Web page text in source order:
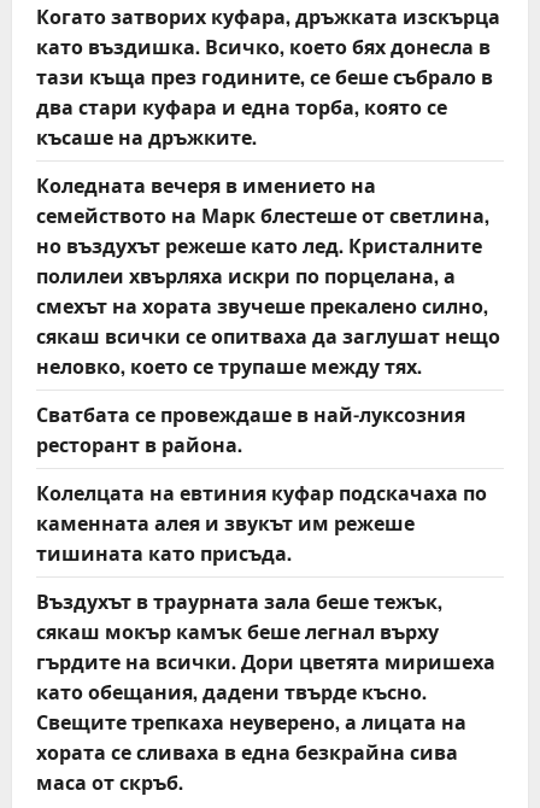
Когато затворих куфара, дръжката изскърца
като въздишка. Всичко, което бях донесла в
тази къща през годините, се беше събрало в
два стари куфара и една торба, която се
късаше на дръжките.
Коледната вечеря в имението на
семейството на Марк блестеше от светлина,
но въздухът режеше като лед. Кристалните
полилеи хвърляха искри по порцелана, а
смехът на хората звучеше прекалено силно,
сякаш всички се опитваха да заглушат нещо
неловко, което се трупаше между тях.
Сватбата се провеждаше в най-луксозния
ресторант в района.
Колелцата на евтиния куфар подскачаха по
каменната алея и звукът им режеше
тишината като присъда.
Въздухът в траурната зала беше тежък,
сякаш мокър камък беше легнал върху
гърдите на всички. Дори цветята миришеха
като обещания, дадени твърде късно.
Свещите трепкаха неуверено, а лицата на
хората се сливаха в една безкрайна сива
маса от скръб.